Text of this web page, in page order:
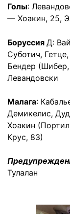
Голы:
— Хоакин, 25,
Боруссия Д:
Суботич,
Бендер
Левандовски
Малага:
Демикелис,
Хоакин
Крус, 83)
Тулалан